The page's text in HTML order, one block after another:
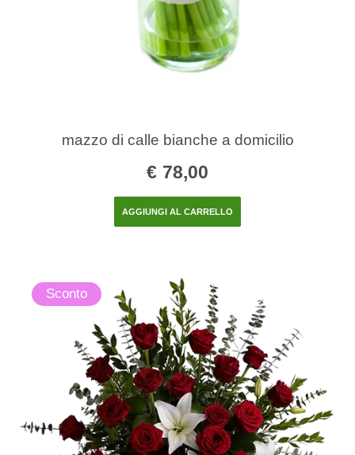
mazzo di calle bianche a domicilio
€ 78,00
AGGIUNGI AL CARRELLO
Sconto